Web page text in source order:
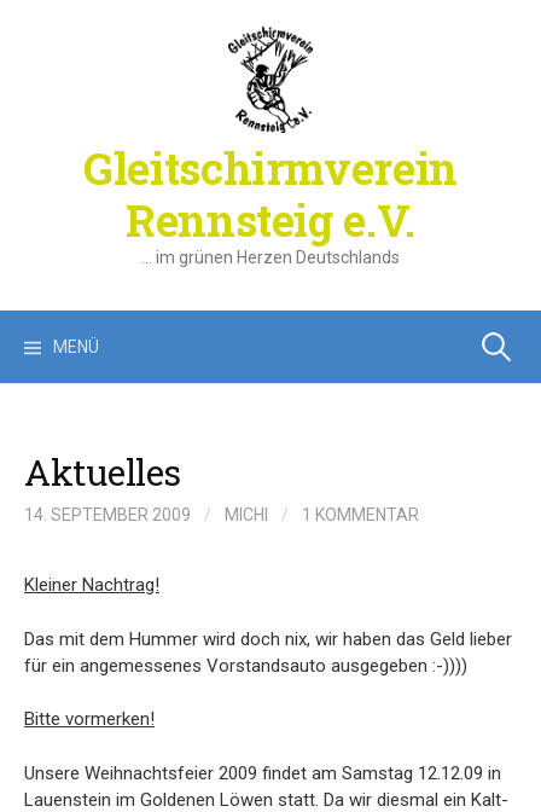
Gleitschirmverein
Rennsteig e.V.
… im grünen Herzen Deutschlands
MENÜ Suchen
Aktuelles
14. SEPTEMBER 2009 / MICHI / 1 KOMMENTAR
Kleiner Nachtrag!
Das mit dem Hummer wird doch nix, wir haben das Geld lieber
für ein angemessenes Vorstandsauto ausgegeben :-))))
Bitte vormerken!
Unsere Weihnachtsfeier 2009 findet am Samstag 12.12.09 in
Lauenstein im Goldenen Löwen statt. Da wir diesmal ein Kalt-